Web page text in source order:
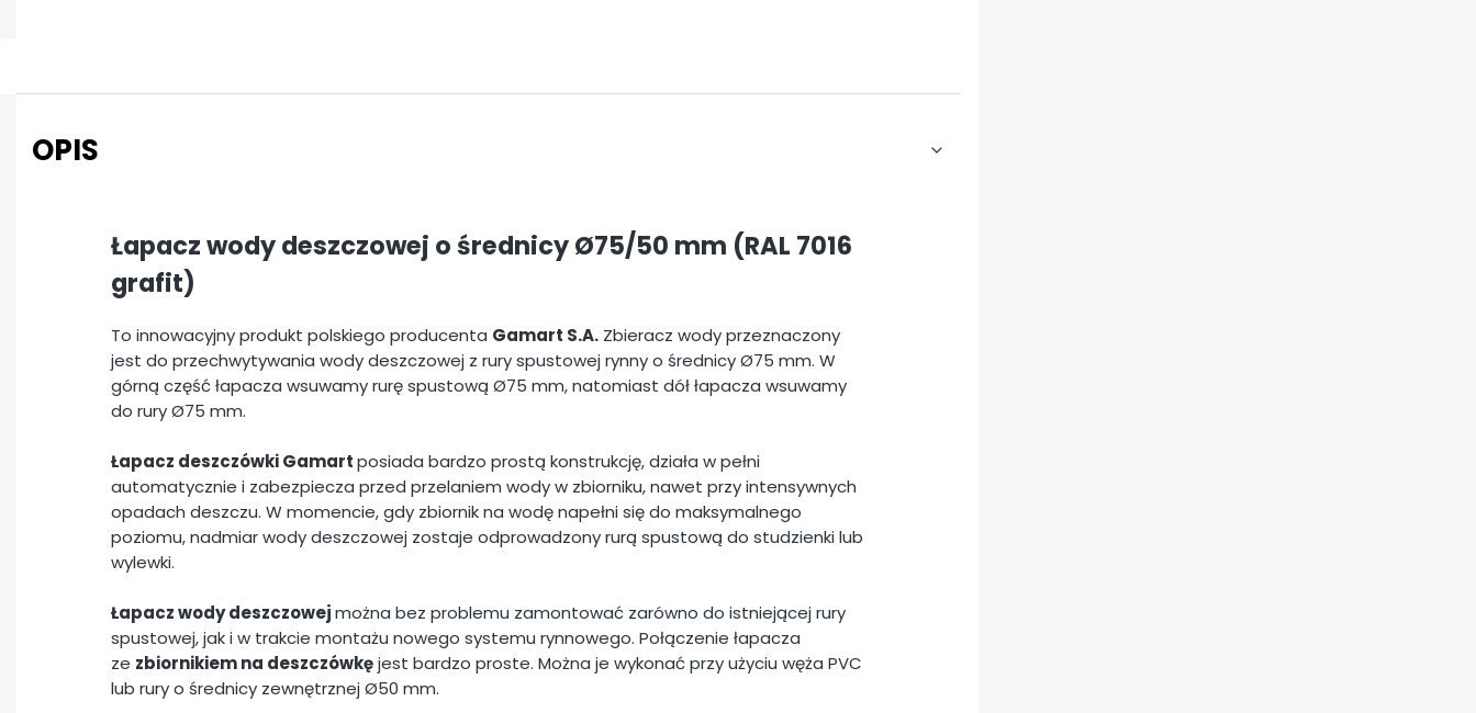
OPIS
Łapacz wody deszczowej o średnicy Ø75/50 mm (RAL 7016
grafit)
To innowacyjny produkt polskiego producenta Gamart S.A. Zbieracz wody przeznaczony
jest do przechwytywania wody deszczowej z rury spustowej rynny o średnicy Ø75 mm. W
górną część łapacza wsuwamy rurę spustową Ø75 mm, natomiast dół łapacza wsuwamy
do rury Ø75 mm.
Łapacz deszczówki Gamartposiada bardzo prostą konstrukcję, działa w pełni
automatycznie i zabezpiecza przed przelaniem wody w zbiorniku, nawet przy intensywnych
opadach deszczu. W momencie, gdy zbiornik na wodę napełni się do maksymalnego
poziomu, nadmiar wody deszczowej zostaje odprowadzony rurą spustową do studzienki lub
wylewki.
Łapacz wody deszczowejmożna bez problemu zamontować zarówno do istniejącej rury
spustowej, jak i w trakcie montażu nowego systemu rynnowego. Połączenie łapacza
ze zbiornikiem na deszczówkęjest bardzo proste. Można je wykonać przy użyciu węża PVC
lub rury o średnicy zewnętrznej Ø50 mm.